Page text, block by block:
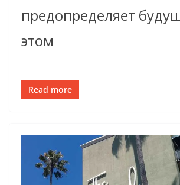
предопределяет
этом
Read more